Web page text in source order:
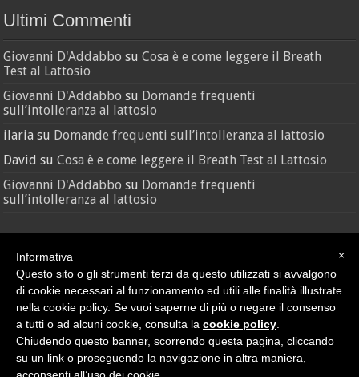
Ultimi Commenti
Giovanni D'Addabbo suCosa è e come leggere il Breath
Test al Lattosio
Giovanni D'Addabbo su Domande frequenti
sull’intolleranza al lattosio
ilaria su Domande frequenti sull’intolleranza al lattosio
David suCosa è e come leggere il Breath Test al Lattosio
Giovanni D'Addabbo su Domande frequenti
sull’intolleranza al lattosio
Credit•Sitemap
© Nutras Srl - Via della Pace, 279 - 62100 Macerata (MC) | P.IVA
02038670432
|Cookie Policy
×
Informativa
Questo sito o gli strumenti terzi da questo utilizzati si avvalgono
di cookie necessari al funzionamento ed utili alle finalità illustrate
nella cookie policy. Se vuoi saperne di più o negare il consenso
a tutti o ad alcuni cookie, consulta la cookie policy
Chiudendo questo banner, scorrendo questa pagina, cliccando
su un link o proseguendo la navigazione in altra maniera,